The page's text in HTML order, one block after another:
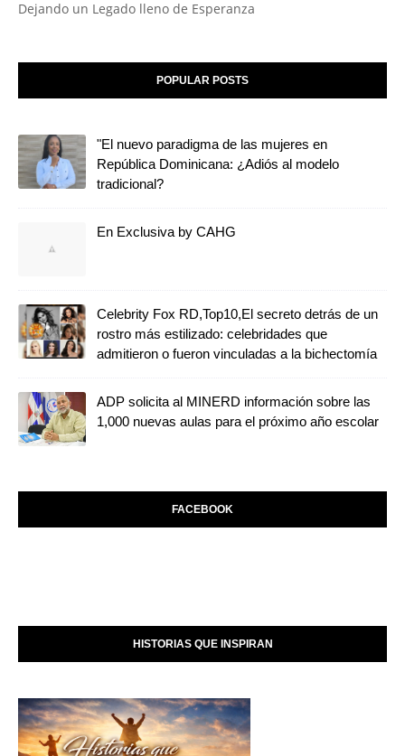
Dejando un Legado lleno de Esperanza
POPULAR POSTS
"El nuevo paradigma de las mujeres en
República Dominicana: ¿Adiós al modelo
tradicional?
En Exclusiva by CAHG
Celebrity Fox RD,Top10,El secreto detrás de un
rostro más estilizado: celebridades que
admitieron o fueron vinculadas a la bichectomía
ADP solicita al MINERD información sobre las
1,000 nuevas aulas para el próximo año escolar
FACEBOOK
HISTORIAS QUE INSPIRAN